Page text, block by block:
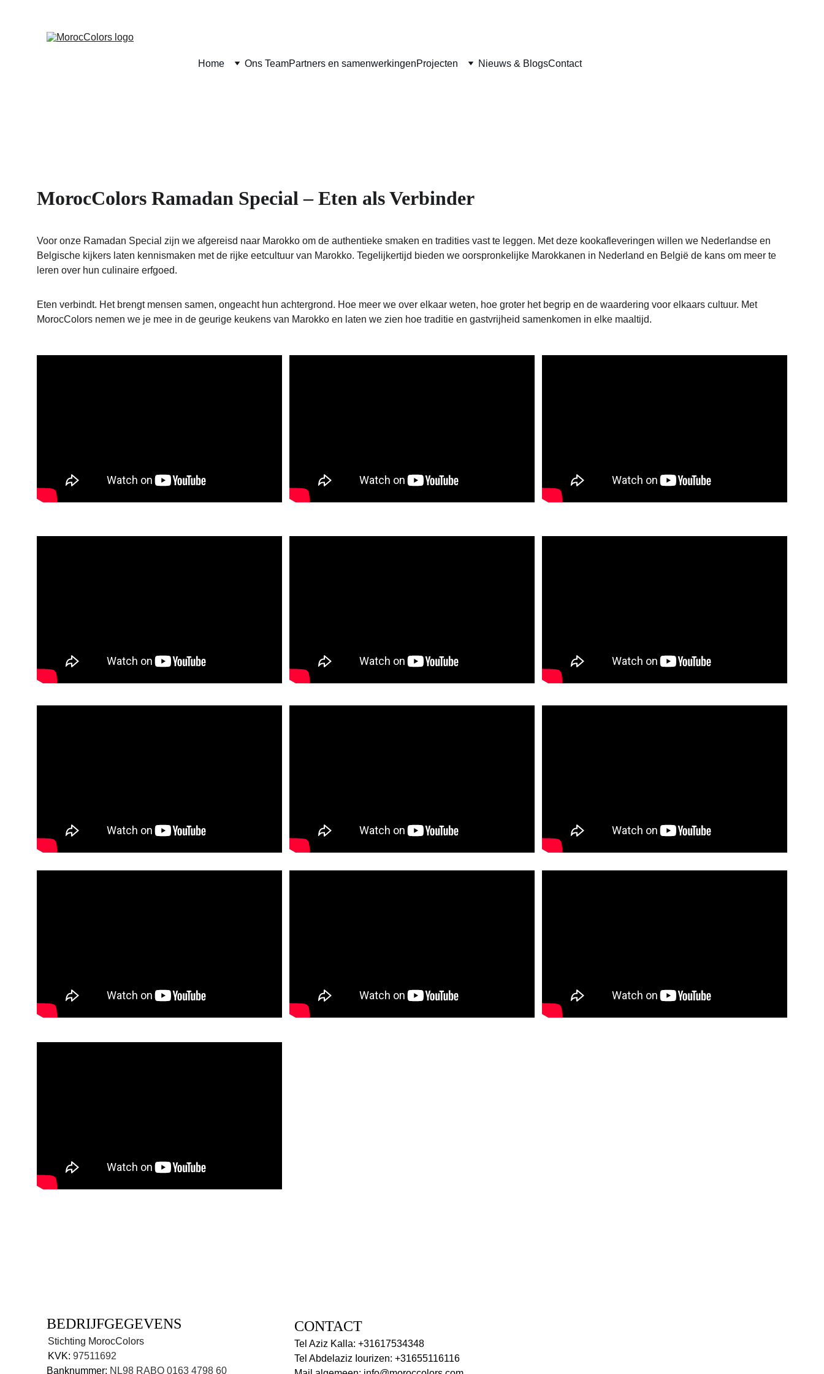
Home Ons TeamPartners en samenwerkingenProjecten Nieuws & BlogsContact
MorocColors Ramadan Special – Eten als Verbinder
Voor onze Ramadan Special zijn we afgereisd naar Marokko om de authentieke smaken en tradities vast te leggen. Met deze kookafleveringen willen we Nederlandse en
Belgische kijkers laten kennismaken met de rijke eetcultuur van Marokko. Tegelijkertijd bieden we oorspronkelijke Marokkanen in Nederland en België de kans om meer te
leren over hun culinaire erfgoed.
Eten verbindt. Het brengt mensen samen, ongeacht hun achtergrond. Hoe meer we over elkaar weten, hoe groter het begrip en de waardering voor elkaars cultuur. Met
MorocColors nemen we je mee in de geurige keukens van Marokko en laten we zien hoe traditie en gastvrijheid samenkomen in elke maaltijd.
CONTACT
Tel Abdelaziz Iourizen: +31655116116
BEDRIJFGEGEVENS
Tel Aziz Kalla: +31617534348
KVK: 97511692
Stichting MorocColors
Banknummer: NL98 RABO 0163 4798 60